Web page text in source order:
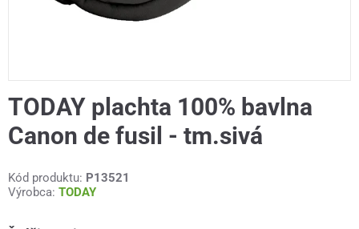
TODAY plachta 100% bavlna
Canon de fusil - tm.sivá
Kód produktu: P13521
Výrobca: TODAY